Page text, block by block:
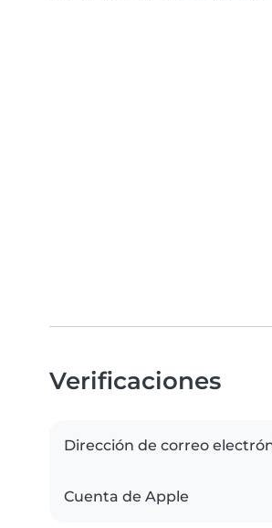
Verificaciones
Dirección de correo
Cuenta de Apple